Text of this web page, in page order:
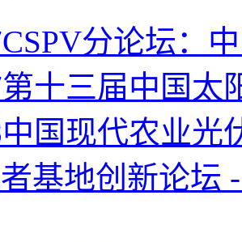
分论坛：
第十三届中国太
国现代农业光
基地创新论坛